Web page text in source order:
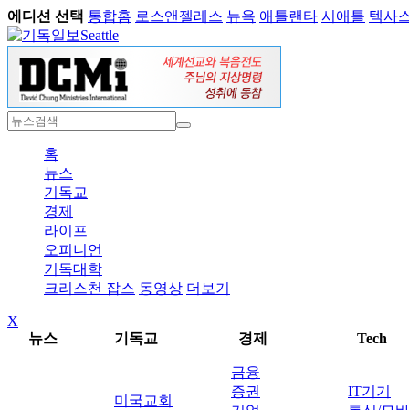
에디션 선택 통합홈 로스앤젤레스 뉴욕 애틀랜타 시애틀 텍사
Seattle
홈
뉴스
기독교
경제
라이프
오피니언
기독대학
크리스천 잡스 동영상 더보기
X
뉴스
기독교 경제 Tech
미국교회
금융
증권
IT기기